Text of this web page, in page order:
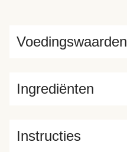
Ingrediënten
Voedingswaarden
Instructies